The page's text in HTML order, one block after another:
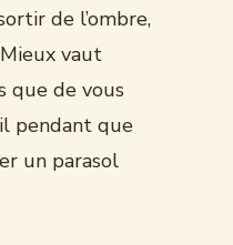
de l’ombre,
vaut
que de vous
pendant que
un parasol